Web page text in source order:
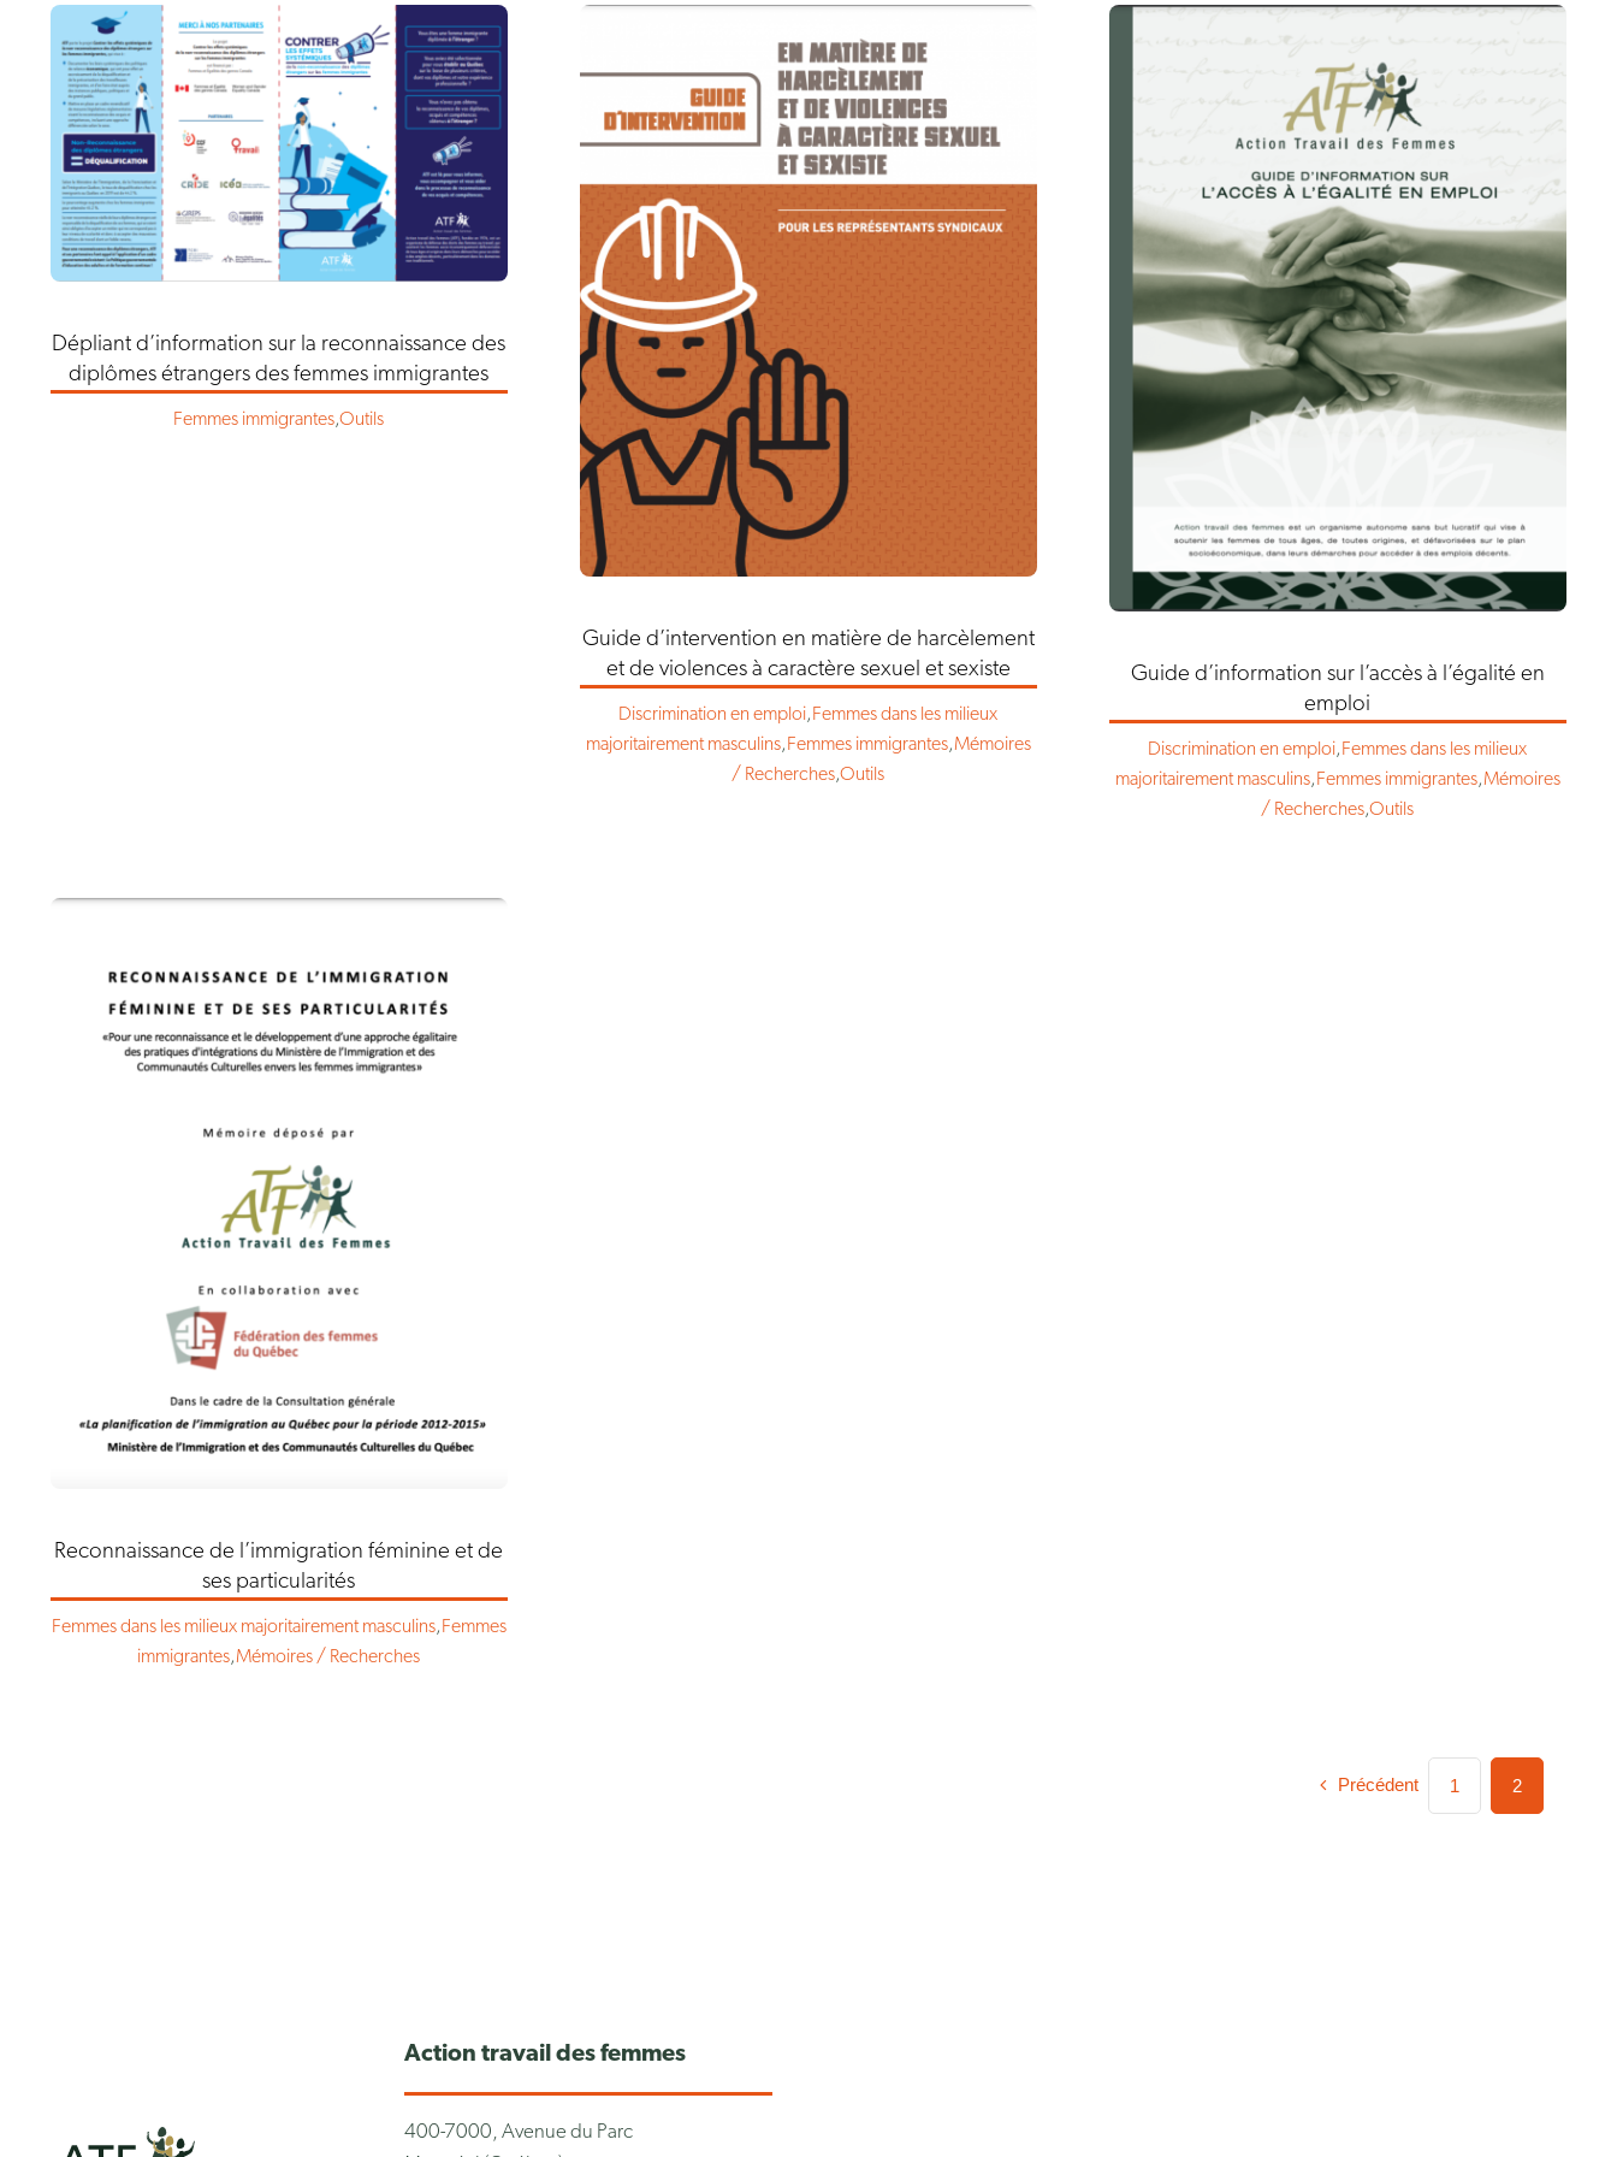
Dépliant d’information sur la reconnaissance des
diplômes étrangers des femmes immigrantes
Femmes immigrantes,Outils
Guide d’intervention en matière de harcèlement
et de violences à caractère sexuel et sexiste
Discrimination en emploi, Femmes dans les milieux
majoritairement masculins, Femmes immigrantes,Mémoires
/ Recherches,Outils
Guide d’information sur l’accès à l’égalité en
emploi
Discrimination en emploi, Femmes dans les milieux
majoritairement masculins, Femmes immigrantes,Mémoires
/ Recherches,Outils
Reconnaissance de l’immigration féminine et de
ses particularités
Femmes dans les milieux majoritairement masculins, Femmes
immigrantes,Mémoires / Recherches
Précédent 1 2
Action travail des femmes
400-7000, Avenue du Parc